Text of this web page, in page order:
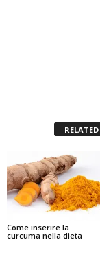
Come inserire la
curcuma nella dieta